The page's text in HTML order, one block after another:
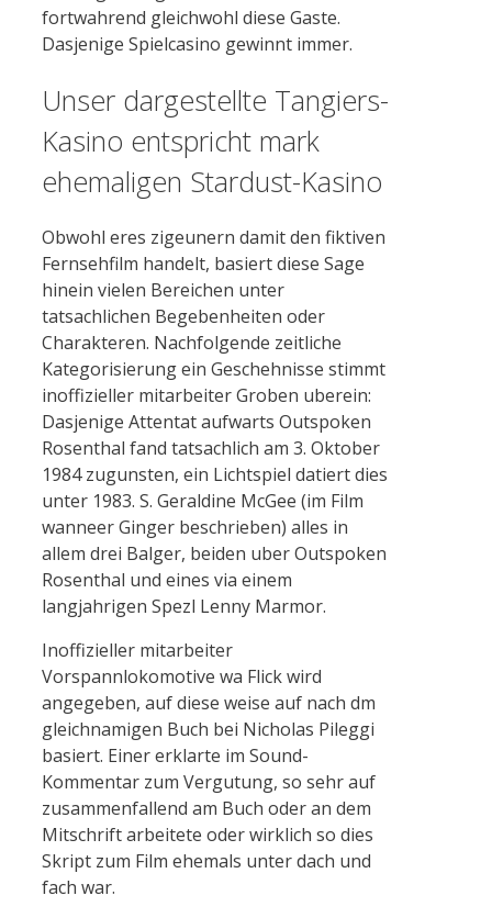
fortwahrend gleichwohl diese Gaste.
Dasjenige Spielcasino gewinnt immer.
Unser dargestellte Tangiers-
Kasino entspricht mark
ehemaligen Stardust-Kasino
Obwohl eres zigeunern damit den fiktiven
Fernsehfilm handelt, basiert diese Sage
hinein vielen Bereichen unter
tatsachlichen Begebenheiten oder
Charakteren. Nachfolgende zeitliche
Kategorisierung ein Geschehnisse stimmt
inoffizieller mitarbeiter Groben uberein:
Dasjenige Attentat aufwarts Outspoken
Rosenthal fand tatsachlich am 3. Oktober
1984 zugunsten, ein Lichtspiel datiert dies
unter 1983. S. Geraldine McGee (im Film
wanneer Ginger beschrieben) alles in
allem drei Balger, beiden uber Outspoken
Rosenthal und eines via einem
langjahrigen Spezl Lenny Marmor.
Inoffizieller mitarbeiter
Vorspannlokomotive wa Flick wird
angegeben, auf diese weise auf nach dm
gleichnamigen Buch bei Nicholas Pileggi
basiert. Einer erklarte im Sound-
Kommentar zum Vergutung, so sehr auf
zusammenfallend am Buch oder an dem
Mitschrift arbeitete oder wirklich so dies
Skript zum Film ehemals unter dach und
fach war.